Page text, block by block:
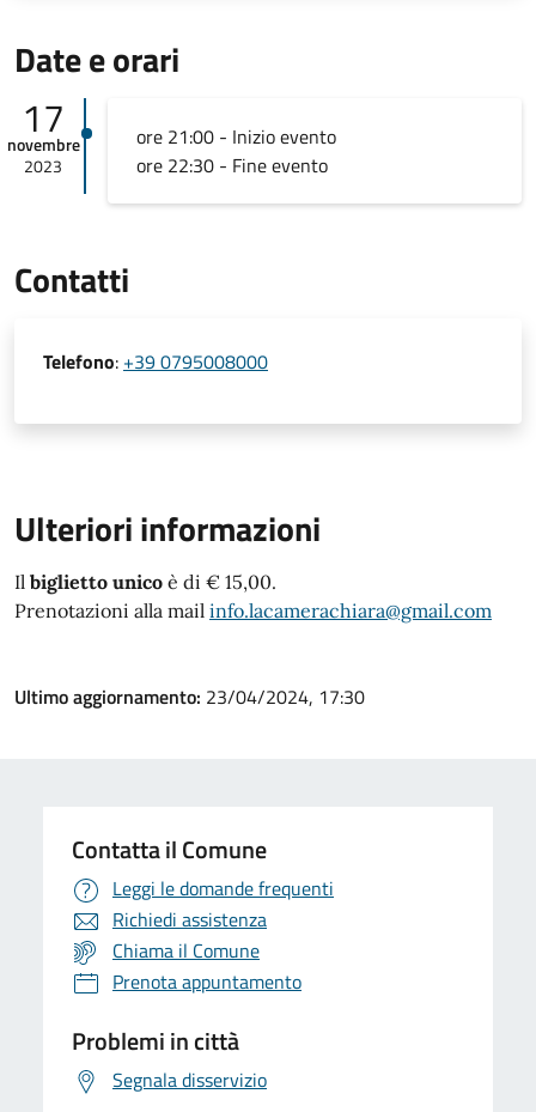
Date e orari
17
novembre
2023
ore 21:00 - Inizio evento
ore 22:30 - Fine evento
Contatti
Telefono: +39 0795008000
Ulteriori informazioni
Il biglietto unico è di € 15,00.
Prenotazioni alla mail info.lacamerachiara@gmail.com
Ultimo aggiornamento: 23/04/2024, 17:30
Contatta il Comune
Leggi le domande frequenti
Richiedi assistenza
Chiama il Comune
Prenota appuntamento
Problemi in città
Segnala disservizio